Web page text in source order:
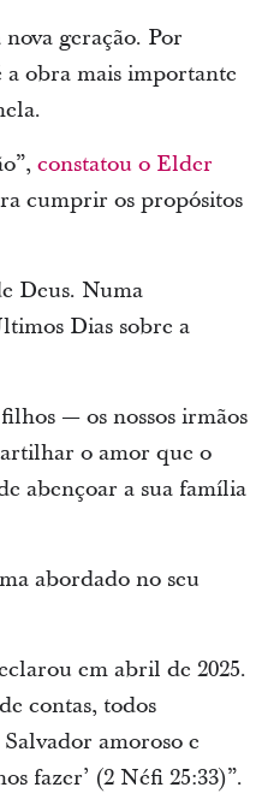
geração. Por
a obra mais importante
constatou o Elder
cumprir os propósitos
Deus. Numa
Dias sobre a
— os nossos irmãos
o amor que o
abençoar a sua família
abordado no seu
em abril de 2025.
contas, todos
amoroso e
fazer’ (2 Néfi 25:33)”.